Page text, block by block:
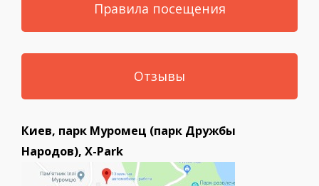
Правила посещения
Отзывы
Киев, парк Муромец (парк Дружбы
Народов), X-Park